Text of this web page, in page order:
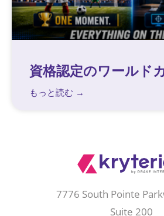
資格認定のワールド
もっと読む →
7776 South Pointe
Suite 200